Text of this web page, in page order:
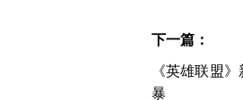
下一篇：
《英雄联盟
暴